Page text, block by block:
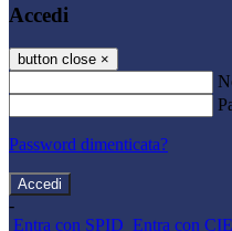
Accedi
button close ×
Password dimenticata?
-
Entra con SPID Entra con CIE